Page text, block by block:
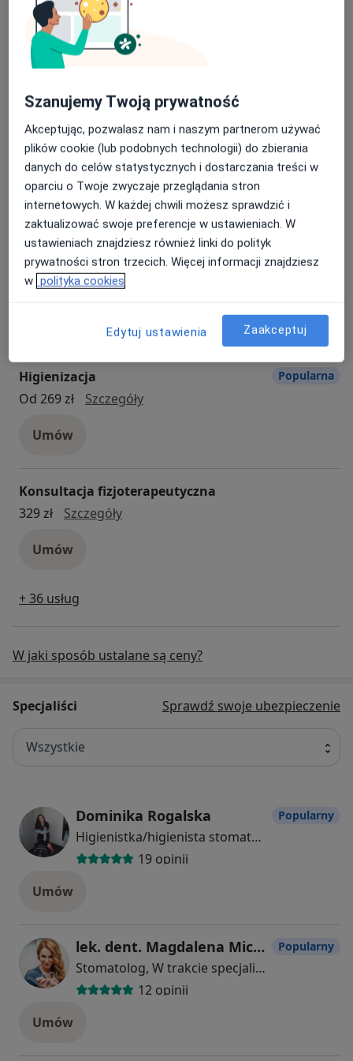
swój uśmiech.
*Cena dotyczy wyłącznie pierwszorazowej
konsultacji ortodontycznej wraz z diagnostyką.
zespół z kompleksowym podejściem do pacjentów.
Konsultacja ortodontyczna
Szczegółykonsultacja ortodontyczna
Umów
Konsultacja periodontologiczna
SzczegółyKonsultacja periodontologiczna
Umów
Popularna
Konsultacja endodontyczna
Szczegółykonsultacja endodontyczna
Popularna
Higienizacja
Od 269 zł
Szczegółyhigienizacja
Umów
Popularna
Konsultacja fizjoterapeutyczna
329 zł
Szczegółykonsultacja fizjoterapeutyczna
Umów
+ 36 usług
W jaki sposób ustalane są ceny?
Specjaliści Sprawdź swoje ubezpieczenie
Wszystkie
Dominika Rogalska
Higienistka/higienista stomatologiczny
19 opinii
Popularny
Umów
lek. dent. Magdalena Michałkowska
Stomatolog, W trakcie specjalizacji (Ortodonta)
12 opinii
Popularny
Umów
Szanujemy Twoją prywatność
Akceptując, pozwalasz nam i naszym partnerom używać
plików cookie (lub podobnych technologii) do zbierania
danych do celów statystycznych i dostarczania treści w
oparciu o Twoje zwyczaje przeglądania stron
internetowych. W każdej chwili możesz sprawdzić i
zaktualizować swoje preferencje w ustawieniach. W
ustawieniach znajdziesz również linki do polityk
prywatności stron trzecich. Więcej informacji znajdziesz
w polityka cookies
Edytuj ustawienia Zaakceptuj